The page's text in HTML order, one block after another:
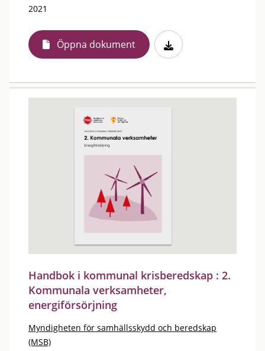
2021
Öppna dokument
Handbok i kommunal krisberedskap : 2.
Kommunala verksamheter,
energiförsörjning
Myndigheten för samhällsskydd och beredskap
(MSB)